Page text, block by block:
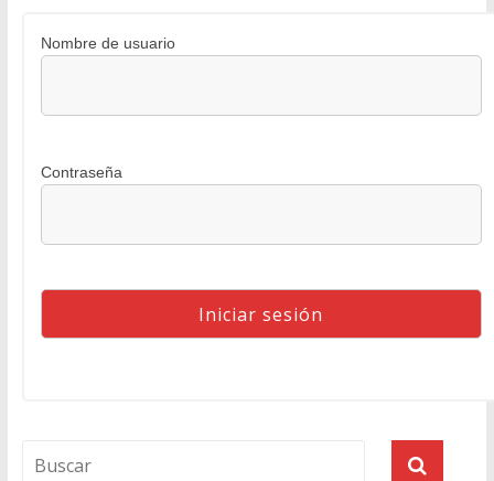
Nombre de usuario
Contraseña